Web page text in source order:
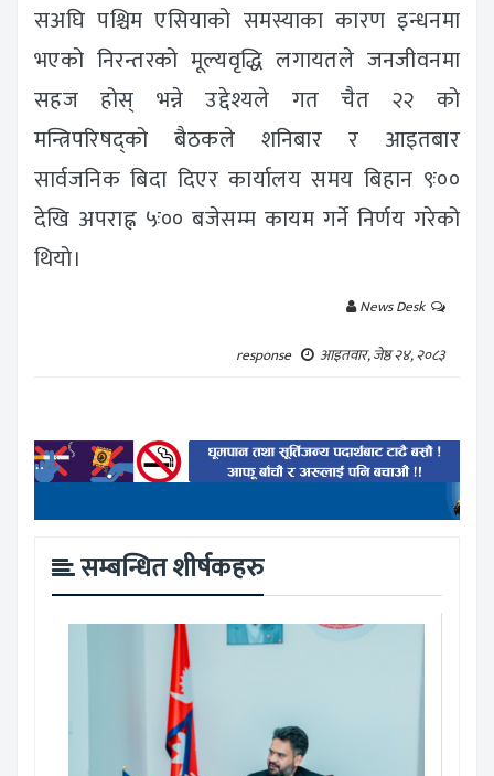
सअघि पश्चिम एसियाको समस्याका कारण इन्धनमा
भएको निरन्तरको मूल्यवृद्धि लगायतले जनजीवनमा
सहज होस् भन्ने उद्देश्यले गत चैत २२ को
मन्त्रिपरिषद्को बैठकले शनिबार र आइतबार
सार्वजनिक बिदा दिएर कार्यालय समय बिहान ९ः००
देखि अपराह्न ५ः०० बजेसम्म कायम गर्ने निर्णय गरेको
थियो।
News Desk
response
आइतवार, जेष्ठ २४, २०८३
सम्बन्धित शीर्षकहरु